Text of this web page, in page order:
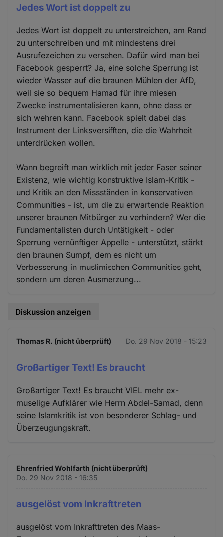
Jedes Wort ist doppelt zu
Jedes Wort ist doppelt zu unterstreichen, am Rand
zu unterschreiben und mit mindestens drei
Ausrufezeichen zu versehen. Dafür wird man bei
Facebook gesperrt? Ja, eine solche Sperrung ist
wieder Wasser auf die braunen Mühlen der AfD,
weil sie so bequem Hamad für ihre miesen
Zwecke instrumentalisieren kann, ohne dass er
sich wehren kann. Facebook spielt dabei das
Instrument der Linksversifften, die die Wahrheit
unterdrücken wollen.
Wann begreift man wirklich mit jeder Faser seiner
Existenz, wie wichtig konstruktive Islam-Kritik -
und Kritik an den Missständen in konservativen
Communities - ist, um die zu erwartende Reaktion
unserer braunen Mitbürger zu verhindern? Wer die
Fundamentalisten durch Untätigkeit - oder
Sperrung vernünftiger Appelle - unterstützt, stärkt
den braunen Sumpf, dem es nicht um
Verbesserung in muslimischen Communities geht,
sondern um deren Ausmerzung...
Diskussion anzeigen
Thomas R. (nicht überprüft) Do. 29 Nov 2018 - 15:23
Großartiger Text! Es braucht
Großartiger Text! Es braucht VIEL mehr ex-
muselige Aufklärer wie Herrn Abdel-Samad, denn
seine Islamkritik ist von besonderer Schlag- und
Überzeugungskraft.
Ehrenfried Wohlfarth (nicht überprüft)
Do. 29 Nov 2018 - 16:35
ausgelöst vom Inkrafttreten
ausgelöst vom Inkrafttreten des Maas-